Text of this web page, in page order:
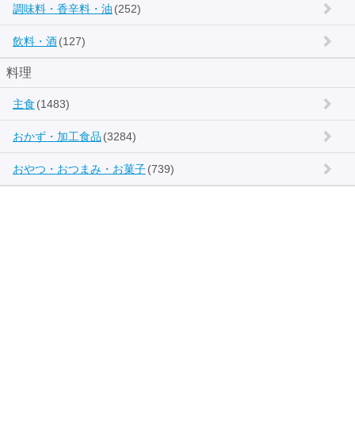
調味料・香辛料・油 (252)
飲料・酒(127)
料理
主食 (1483)
おかず・加工食品 (3284)
おやつ・おつまみ・お菓子(739)